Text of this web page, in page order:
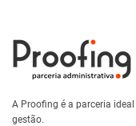
A Proofing é a parceria ideal
gestão.